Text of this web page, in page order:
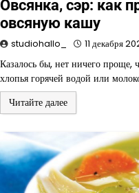
Овсянка, сэр: как
овсяную кашу
studiohallo_ 11 декабря
Казалось бы, нет ничего проще,
хлопья горячей водой или
Читайте далее